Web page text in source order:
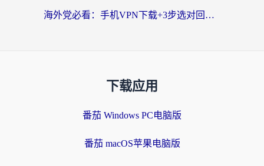
海外党必看：手机VPN下载+3步选对回国加速器，无缝刷国内资源不再愁
下载应用
番茄 Windows PC电脑版
番茄 macOS苹果电脑版